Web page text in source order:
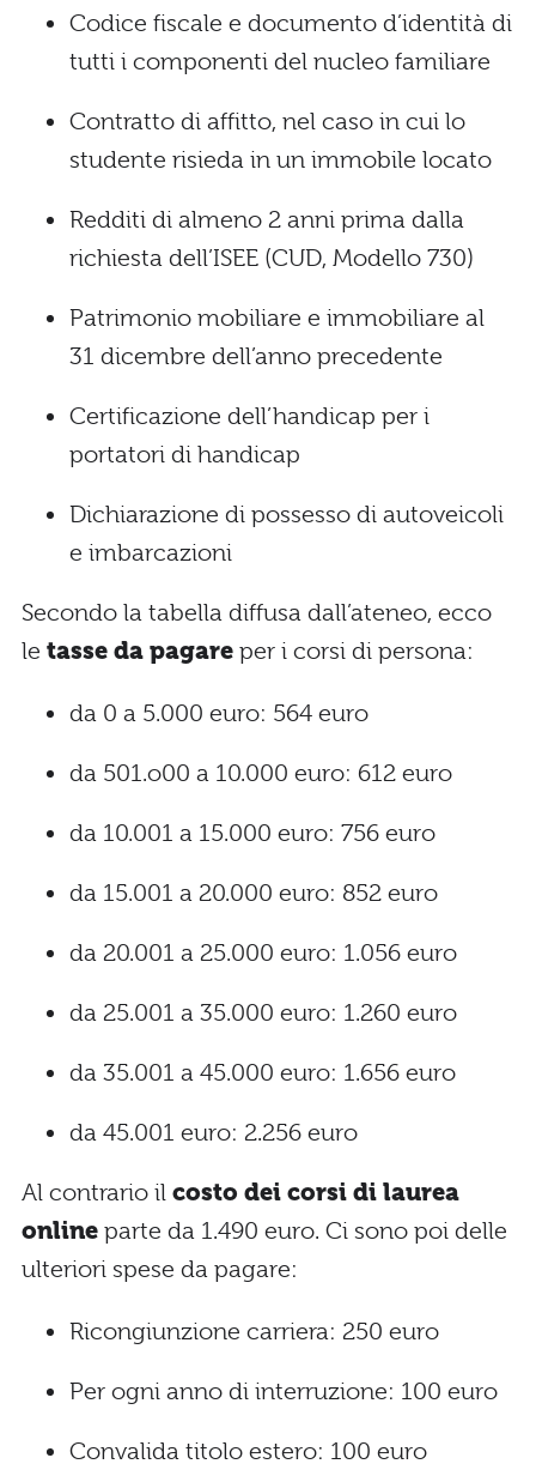
Codice fiscale e documento d’identità di
tutti i componenti del nucleo familiare
Contratto di affitto, nel caso in cui lo
studente risieda in un immobile locato
Redditi di almeno 2 anni prima dalla
richiesta dell’ISEE (CUD, Modello 730)
Patrimonio mobiliare e immobiliare al
31 dicembre dell’anno precedente
Certificazione dell’handicap per i
portatori di handicap
Dichiarazione di possesso di autoveicoli
e imbarcazioni
Secondo la tabella diffusa dall’ateneo, ecco
le tasse da pagare per i corsi di persona:
da 0 a 5.000 euro: 564 euro
da 501.o00 a 10.000 euro: 612 euro
da 10.001 a 15.000 euro: 756 euro
da 15.001 a 20.000 euro: 852 euro
da 20.001 a 25.000 euro: 1.056 euro
da 25.001 a 35.000 euro: 1.260 euro
da 35.001 a 45.000 euro: 1.656 euro
da 45.001 euro: 2.256 euro
Al contrario il costo dei corsi di laurea
online parte da 1.490 euro. Ci sono poi delle
ulteriori spese da pagare:
Ricongiunzione carriera: 250 euro
Per ogni anno di interruzione: 100 euro
Convalida titolo estero: 100 euro